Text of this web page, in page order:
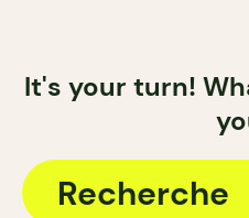
It's your turn!